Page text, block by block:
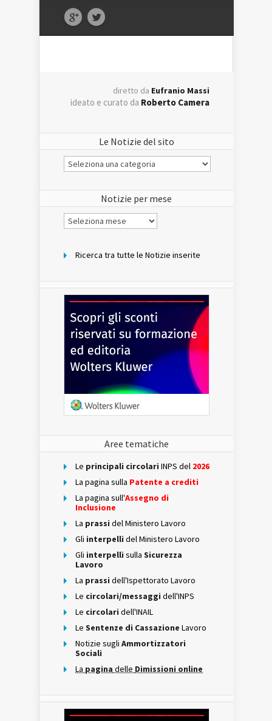
diretto da Eufranio Massi
ideato e curato da Roberto Camera
Le Notizie del sito
Le
Notizie
Notizie per mese
Notizie
per
Ricerca tra tutte le Notizie inserite
Aree tematiche
Le principali circolari INPS del 2026
La pagina sulla Patente a crediti
La pagina sull'Assegno di
Inclusione
La prassi del Ministero Lavoro
Gli interpelli del Ministero Lavoro
Gli interpelli sulla Sicurezza
Lavoro
La prassi dell'Ispettorato Lavoro
Le circolari/messaggi dell'INPS
Le circolari dell'INAIL
Le Sentenze di Cassazione Lavoro
Notizie sugli Ammortizzatori
Sociali
La pagina delle Dimissioni online